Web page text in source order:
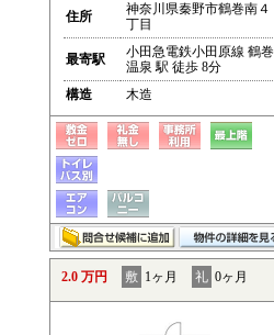
住所
神奈川県秦野市鶴巻南４
丁目
最寄駅
小田急電鉄小田原線 鶴巻
温泉 駅 徒歩 8分
構造
木造
2.0 万円 敷 1ヶ月 礼 0ヶ月